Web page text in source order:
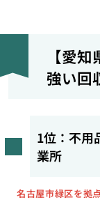
【愛
強い回
1位：不用
業所
名古屋市緑区を拠